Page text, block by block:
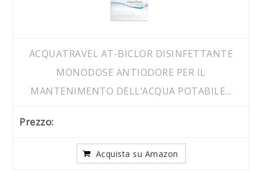
ACQUATRAVEL AT-BICLOR DISINFETTANTE
MONODOSE ANTIODORE PER IL
MANTENIMENTO DELL’ACQUA POTABILE...
Acquista su Amazon